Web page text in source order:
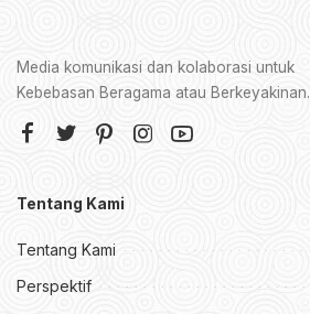
Media komunikasi dan kolaborasi untuk
Kebebasan Beragama atau Berkeyakinan.
Tentang Kami
Tentang Kami
Perspektif